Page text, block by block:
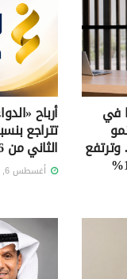
في
وترتفع
أرباح
الثاني من 2026
أغسطس 6, 2026